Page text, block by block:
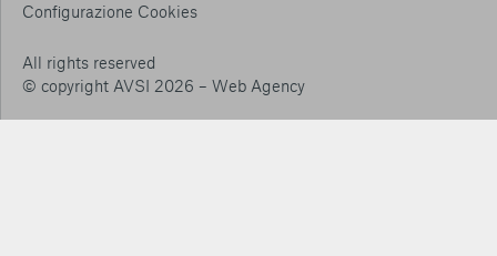
Configurazione Cookies
All rights reserved
© copyright AVSI 2026 – Web Agency